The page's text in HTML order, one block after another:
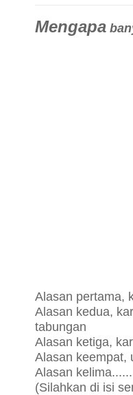
Mengapa
Alasan pertama,
Alasan kedua,
tabungan
Alasan ketiga,
Alasan keempat,
Alasan
(Silahkan di isi